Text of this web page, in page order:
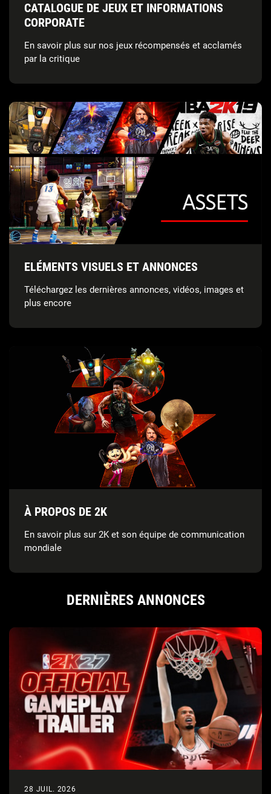
CATALOGUE DE JEUX ET INFORMATIONS
CORPORATE
En savoir plus sur nos jeux récompensés et acclamés
par la critique
ELÉMENTS VISUELS ET ANNONCES
Téléchargez les dernières annonces, vidéos, images et
plus encore
À PROPOS DE 2K
En savoir plus sur 2K et son équipe de communication
mondiale
DERNIÈRES ANNONCES
28 JUIL. 2026